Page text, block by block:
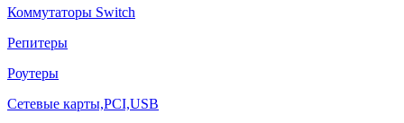
Коммутаторы Switch
Репитеры
Роутеры
Сетевые карты,PCI,USB